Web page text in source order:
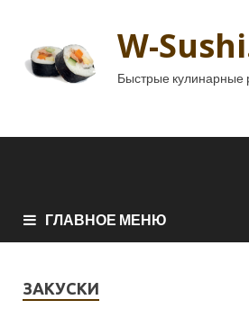
W-
Быстрые кулинарные
ГЛАВНОЕ МЕНЮ
ЗАКУСКИ